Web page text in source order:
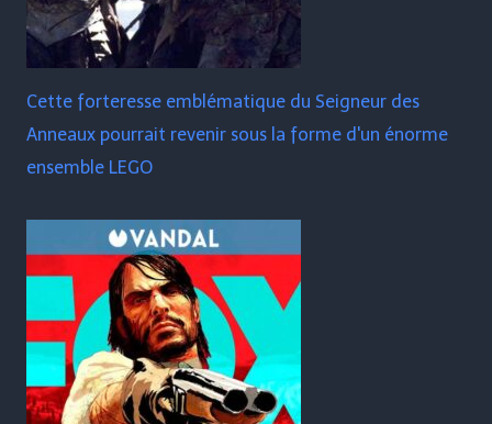
Cette forteresse emblématique du Seigneur des
Anneaux pourrait revenir sous la forme d'un énorme
ensemble LEGO